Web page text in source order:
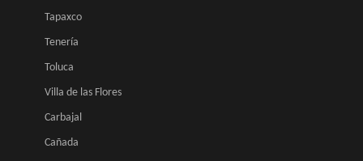
Tapaxco
Tenería
Toluca
Villa de las Flores
Carbajal
Cañada